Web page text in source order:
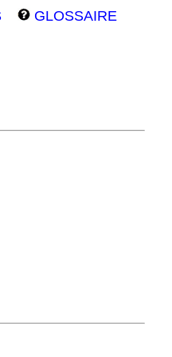
GLOSSAIRE